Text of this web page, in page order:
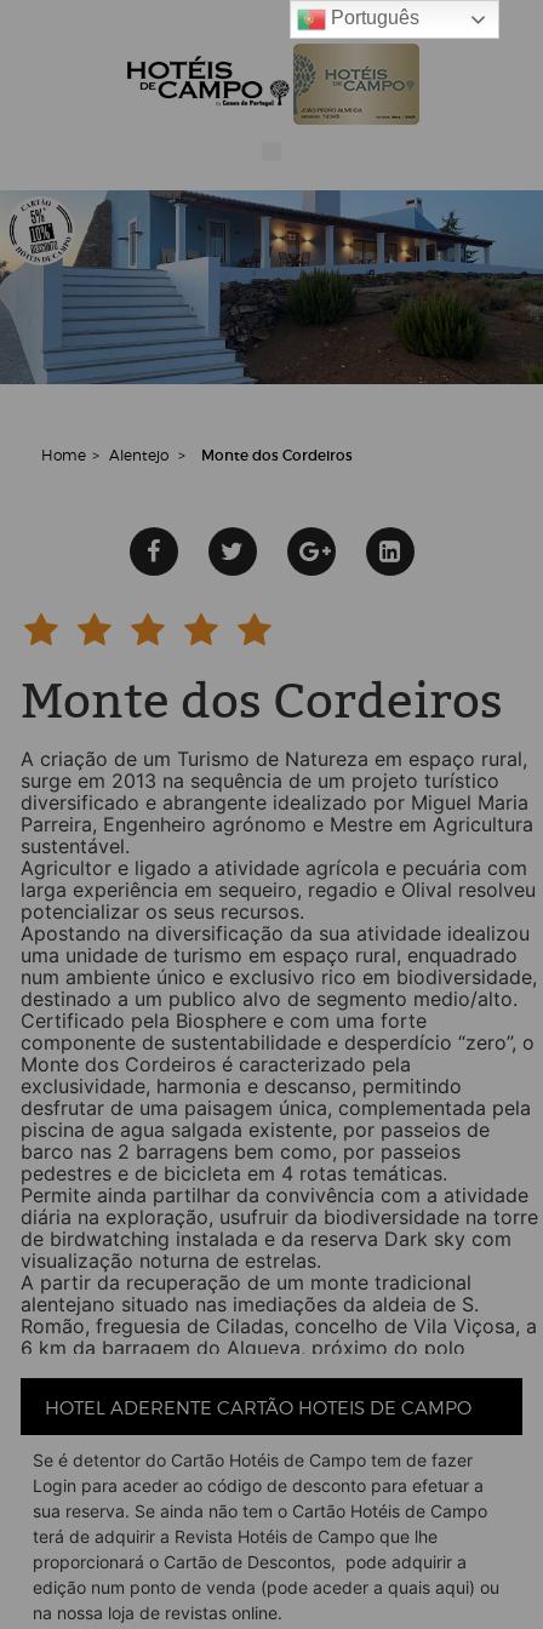
Home > Alentejo > Monte dos Cordeiros
Monte dos Cordeiros
A criação de um Turismo de Natureza em espaço rural,
surge em 2013 na sequência de um projeto turístico
diversificado e abrangente idealizado por Miguel Maria
Parreira, Engenheiro agrónomo e Mestre em Agricultura
sustentável.
Agricultor e ligado a atividade agrícola e pecuária com
larga experiência em sequeiro, regadio e Olival resolveu
potencializar os seus recursos.
Apostando na diversificação da sua atividade idealizou
uma unidade de turismo em espaço rural, enquadrado
num ambiente único e exclusivo rico em biodiversidade,
destinado a um publico alvo de segmento medio/alto.
Certificado pela Biosphere e com uma forte
componente de sustentabilidade e desperdício “zero”, o
Monte dos Cordeiros é caracterizado pela
exclusividade, harmonia e descanso, permitindo
desfrutar de uma paisagem única, complementada pela
piscina de agua salgada existente, por passeios de
barco nas 2 barragens bem como, por passeios
pedestres e de bicicleta em 4 rotas temáticas.
Permite ainda partilhar da convivência com a atividade
diária na exploração, usufruir da biodiversidade na torre
de birdwatching instalada e da reserva Dark sky com
visualização noturna de estrelas.
A partir da recuperação de um monte tradicional
alentejano situado nas imediações da aldeia de S.
Romão, freguesia de Ciladas, concelho de Vila Viçosa, a
6 km da barragem do Alqueva, próximo do polo
Vila Viçosa e com boas acessibilidades, decidiu dar
inicio a este projeto aproveitando a experiencia, a
excelente localização e recursos, depois de em Março
de 2014 ter sido considerado o Monte dos Cordeiros e
o projeto de interesse Municipal para o concelho.
O Monte dos cordeiros enquadrado na herdade dos
Cordeiros tem edificações e dependências agrícolas
com uma área de cerca de 700 m2, e um “pavilhão de
Caça” com 250 m2 de apoio à organização de eventos,
casamentos e batizados e onde se localiza a sala de
refeições e onde é servido o pequeno almoço “ à la
HOTEL ADERENTE CARTÃO HOTEIS DE CAMPO
Se é detentor do Cartão Hotéis de Campo tem de fazer
Login para aceder ao código de desconto para efetuar a
sua reserva. Se ainda não tem o Cartão Hotéis de Campo
terá de adquirir a Revista Hotéis de Campo que lhe
proporcionará o Cartão de Descontos, pode adquirir a
edição num ponto de venda (pode aceder a quaisaqui) ou
na nossa loja de revistas online.
Português